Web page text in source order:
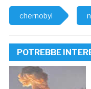
chernobyl
POTREBBE